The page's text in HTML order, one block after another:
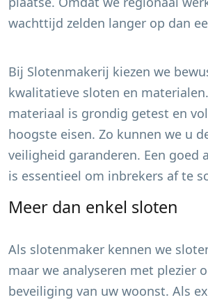
wachttijd zelden langer op dan
Bij Slotenmakerij kiezen we
kwalitatieve sloten en
materiaal is grondig getest en
hoogste eisen. Zo kunnen we u
veiligheid garanderen. Een goed
is essentieel om inbrekers af te
Meer dan enkel sloten
Als slotenmaker kennen we
maar we analyseren met plezier
beveiliging van uw woonst. Als